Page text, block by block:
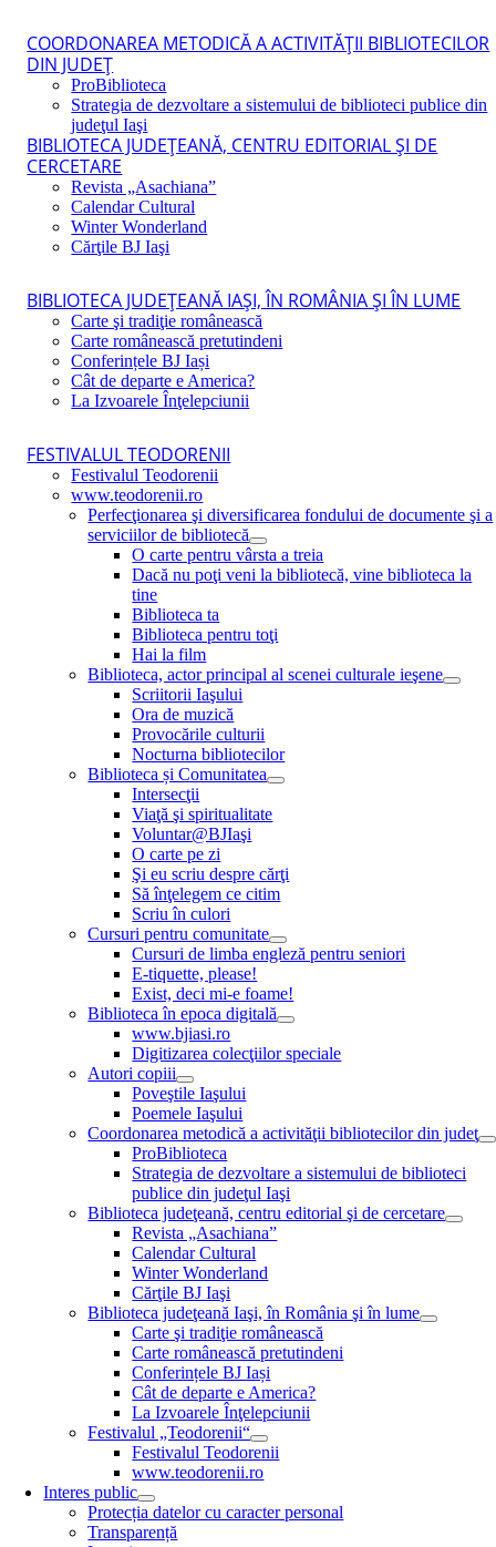
COORDONAREA METODICĂ A ACTIVITĂŢII BIBLIOTECILOR
DIN JUDEŢ
ProBiblioteca
Strategia de dezvoltare a sistemului de biblioteci publice din
judeţul Iaşi
BIBLIOTECA JUDEŢEANĂ, CENTRU EDITORIAL ŞI DE
CERCETARE
Revista „Asachiana”
Calendar Cultural
Winter Wonderland
Cărţile BJ Iaşi
BIBLIOTECA JUDEŢEANĂ IAŞI, ÎN ROMÂNIA ŞI ÎN LUME
Carte şi tradiţie românească
Carte românească pretutindeni
Conferințele BJ Iași
Cât de departe e America?
La Izvoarele Înţelepciunii
FESTIVALUL TEODORENII
Festivalul Teodorenii
www.teodorenii.ro
Perfecţionarea şi diversificarea fondului de documente şi a
serviciilor de bibliotecă
O carte pentru vârsta a treia
Dacă nu poţi veni la bibliotecă, vine biblioteca la
tine
Biblioteca ta
Biblioteca pentru toţi
Hai la film
Biblioteca, actor principal al scenei culturale ieşene
Scriitorii Iaşului
Ora de muzică
Provocările culturii
Nocturna bibliotecilor
Biblioteca și Comunitatea
Intersecţii
Viaţă şi spiritualitate
Voluntar@BJIaşi
O carte pe zi
Şi eu scriu despre cărţi
Să înţelegem ce citim
Scriu în culori
Cursuri pentru comunitate
Cursuri de limba engleză pentru seniori
E-tiquette, please!
Exist, deci mi-e foame!
Biblioteca în epoca digitală
www.bjiasi.ro
Digitizarea colecţiilor speciale
Autori copiii
Poveştile Iaşului
Poemele Iaşului
Coordonarea metodică a activităţii bibliotecilor din judeţ
ProBiblioteca
Strategia de dezvoltare a sistemului de biblioteci
publice din judeţul Iaşi
Biblioteca judeţeană, centru editorial şi de cercetare
Revista „Asachiana”
Calendar Cultural
Winter Wonderland
Cărţile BJ Iaşi
Biblioteca judeţeană Iaşi, în România şi în lume
Carte şi tradiţie românească
Carte românească pretutindeni
Conferințele BJ Iași
Cât de departe e America?
La Izvoarele Înţelepciunii
Festivalul „Teodorenii“
Festivalul Teodorenii
www.teodorenii.ro
Interes public
Protecția datelor cu caracter personal
Transparență